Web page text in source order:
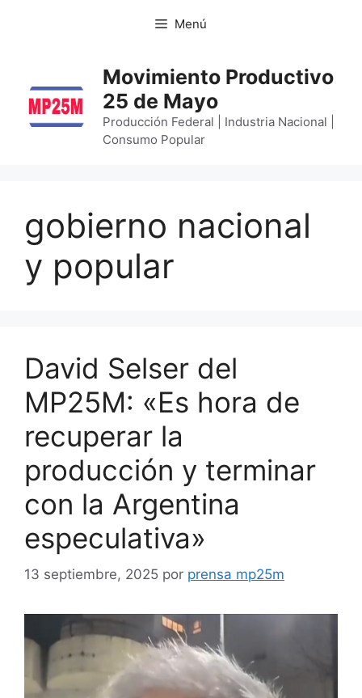
Menú
Movimiento Productivo
25 de Mayo
Producción Federal | Industria Nacional |
Consumo Popular
gobierno nacional
y popular
David Selser del
MP25M: «Es hora de
recuperar la
producción y terminar
con la Argentina
especulativa»
13 septiembre, 2025 por prensa mp25m